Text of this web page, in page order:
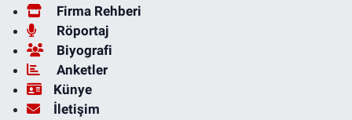
Firma Rehberi
Röportaj
Biyografi
Anketler
Künye
İletişim